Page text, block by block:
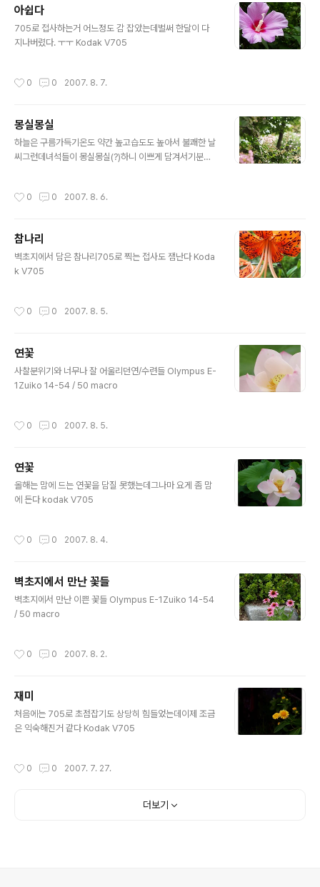
아쉽다
705로 접사하는거 어느정도 감 잡았는데벌써 한달이 다
지나버렸다. ㅜㅜ Kodak V705
0 0 2007. 8. 7.
몽실몽실
하늘은 구름가득기온도 약간 높고습도도 높아서 불쾌한 날
씨그런데녀석들이 몽실몽실(?)하니 이쁘게 담겨서기분이
0 0 2007. 8. 6.
참나리
벽초지에서 담은 참나리705로 찍는 접사도 잼난다 Koda
k V705
0 0 2007. 8. 5.
연꽃
사찰분위기와 너무나 잘 어울리던연/수련들 Olympus E-
1Zuiko 14-54 / 50 macro
0 0 2007. 8. 5.
연꽃
올해는 맘에 드는 연꽃을 담질 못했는데그나마 요게 좀 맘
에 든다 kodak V705
0 0 2007. 8. 4.
벽초지에서 만난 꽃들
벽초지에서 만난 이쁜 꽃들 Olympus E-1Zuiko 14-54
/ 50 macro
0 0 2007. 8. 2.
재미
처음에는 705로 초점잡기도 상당히 힘들었는데이제 조금
은 익숙해진거 같다 Kodak V705
0 0 2007. 7. 27.
더보기